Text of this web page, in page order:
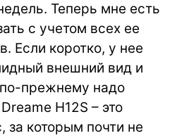
Теперь мне есть
с учетом всех ее
Если коротко, у нее
внешний вид и
по-прежнему надо
H12S – это
которым почти не